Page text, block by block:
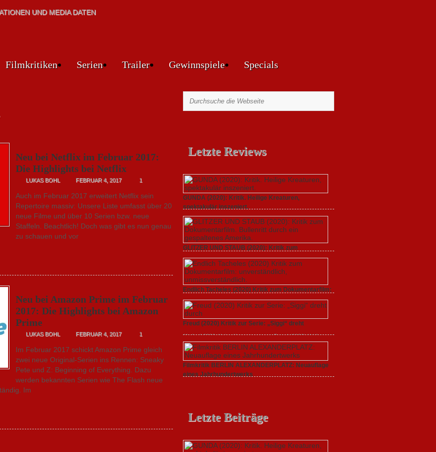
UND MEDIA DATEN
Filmkritiken Serien Trailer Gewinnspiele Specials
Neu bei Netflix im Februar 2017:
Die Highlights bei Netflix
LUKAS BOHL FEBRUAR 4, 2017 1
Auch im Februar 2017 erweitert Netflix sein
Repertoire massiv: Unsere Liste umfasst über 20
neue Filme und über 10 Serien bzw. neue
Staffeln. Beachtlich! Doch was gibt es nun genau
zu schauen und vor
Neu bei Amazon Prime im Februar
2017: Die Highlights bei Amazon
Prime
LUKAS BOHL FEBRUAR 4, 2017 1
Im Februar 2017 schickt Amazon Prime gleich
zwei neue Original-Serien ins Rennen: Sneaky
Pete und Z: Beginning of Everything. Dazu
werden bekannten Serien wie The Flash neue
Im
Letzte Reviews
GUNDA (2020): Kritik. Heilige Kreaturen,
spektakulär inszeniert.
21. April 2021,Keine Kommentare zu GUNDA (2020): Kritik.
Heilige Kreaturen, spektakulär inszeniert.
GLITZER UND STAUB (2020): Kritik zum
Dokumentarfilm.
3. Oktober 2020,Keine Kommentarezu GLITZER UND
STAUB (2020): Kritik zum Dokumentarfilm. Bullenritt durch ein
gespaltenes Amerika.
Endlich Tacheles (2020) Kritik zum Dokumentarfilm:
unverständlich,
19. Mai 2020, Keine Kommentare
zu Endlich Tacheles (2020)
Kritik zum Dokumentarfilm: unverständlich,
unmissverständlich.
Freud (2020) Kritik zur Serie: „Siggi“ dreht
11. April 2020,Keine Kommentarezu Freud (2020) Kritik zur
Serie: „Siggi“ dreht durch
Filmkritik BERLIN ALEXANDERPLATZ: Neuauflage
eines Jahrhundertwerks
Letzte Beiträge